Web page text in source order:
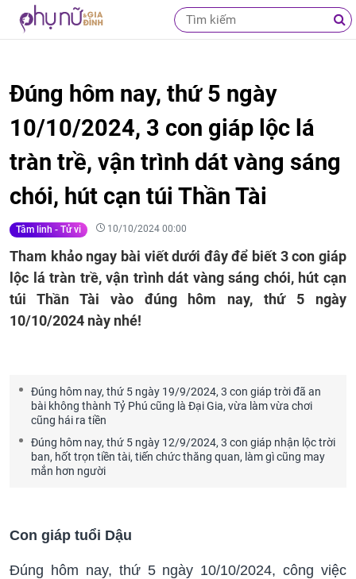
Đúng hôm nay, thứ 5 ngày
10/10/2024, 3 con giáp lộc lá
tràn trề, vận trình dát vàng sáng
chói, hút cạn túi Thần Tài
Tâm linh - Tử vi 10/10/2024 00:00
Tham khảo ngay bài viết dưới đây để biết 3 con giáp
lộc lá tràn trề, vận trình dát vàng sáng chói, hút cạn
túi Thần Tài vào đúng hôm nay, thứ 5 ngày
10/10/2024 này nhé!
Đúng hôm nay, thứ 5 ngày 19/9/2024, 3 con giáp trời đã an
bài không thành Tỷ Phú cũng là Đại Gia, vừa làm vừa chơi
cũng hái ra tiền
Đúng hôm nay, thứ 5 ngày 12/9/2024, 3 con giáp nhận lộc trời
ban, hốt trọn tiền tài, tiến chức thăng quan, làm gì cũng may
mắn hơn người
Con giáp tuổi Dậu
Đúng hôm nay, thứ 5 ngày 10/10/2024, công việc